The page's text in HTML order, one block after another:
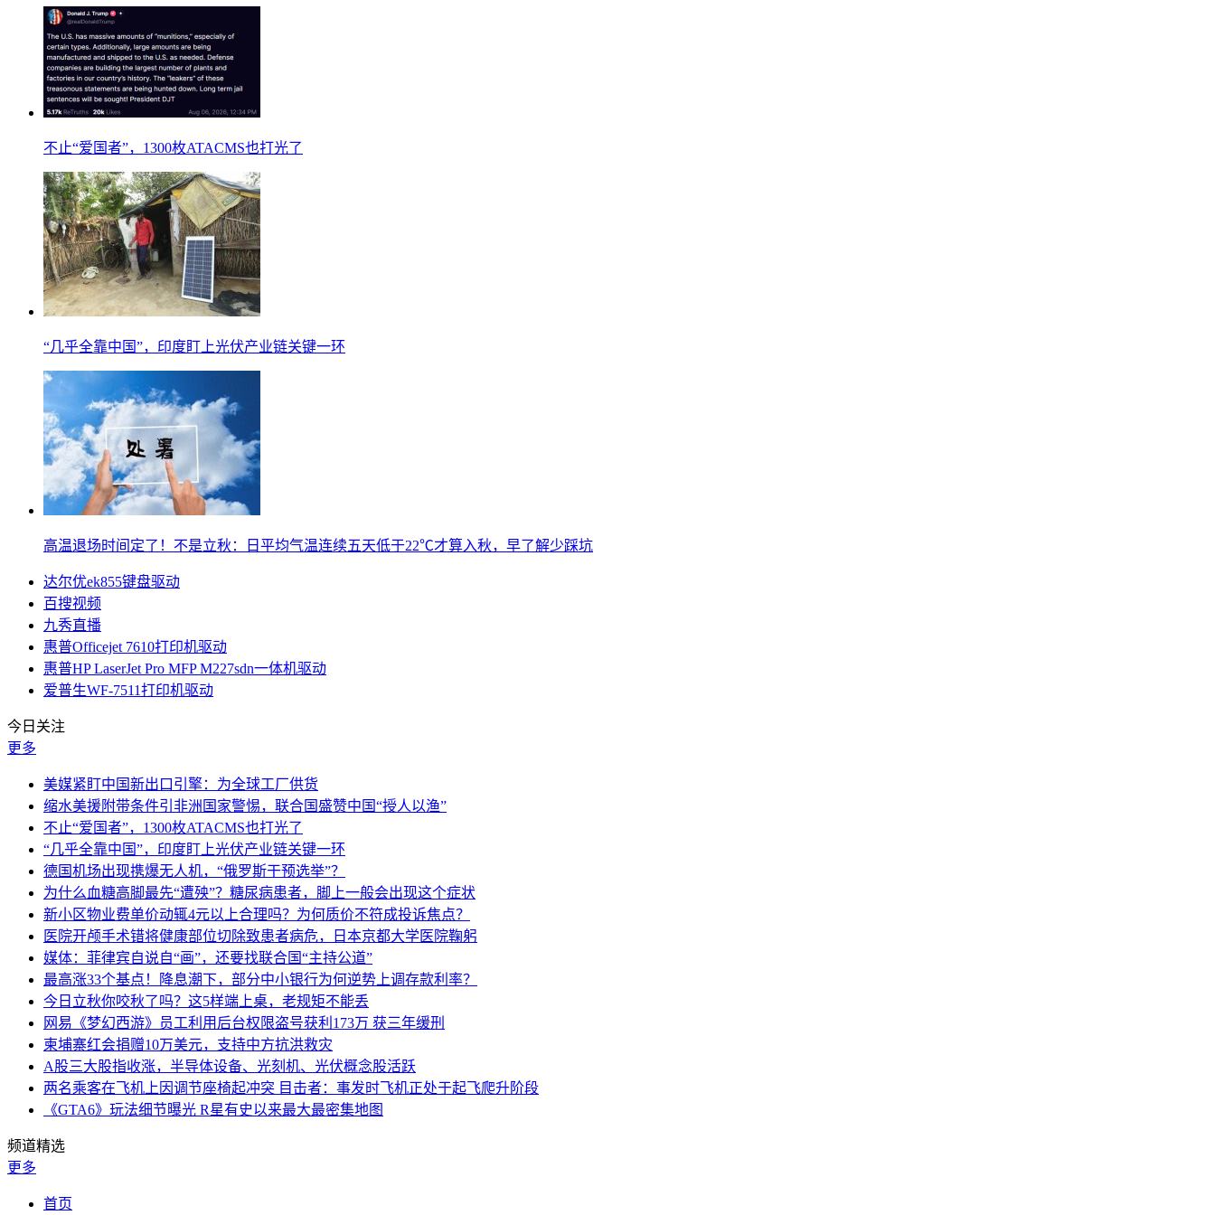
不止“爱国者”，1300枚ATACMS也打光了
“几乎全靠中国”，印度盯上光伏产业链关键一环
高温退场时间定了！不是立秋：日平均气温连续五天低于22℃才算入秋，早了解少踩坑
达尔优ek855键盘驱动
百搜视频
九秀直播
惠普Officejet 7610打印机驱动
惠普HP LaserJet Pro MFP M227sdn一体机驱动
爱普生WF‑7511打印机驱动
今日关注
更多
美媒紧盯中国新出口引擎：为全球工厂供货
缩水美援附带条件引非洲国家警惕，联合国盛赞中国“授人以渔”
不止“爱国者”，1300枚ATACMS也打光了
“几乎全靠中国”，印度盯上光伏产业链关键一环
德国机场出现携爆无人机，“俄罗斯干预选举”？
为什么血糖高脚最先“遭殃”？糖尿病患者，脚上一般会出现这个症状
新小区物业费单价动辄4元以上合理吗？为何质价不符成投诉焦点？
医院开颅手术错将健康部位切除致患者病危，日本京都大学医院鞠躬
媒体：菲律宾自说自“画”，还要找联合国“主持公道”
最高涨33个基点！降息潮下，部分中小银行为何逆势上调存款利率？
今日立秋你咬秋了吗？这5样端上桌，老规矩不能丢
网易《梦幻西游》员工利用后台权限盗号获利173万 获三年缓刑
柬埔寨红会捐赠10万美元，支持中方抗洪救灾
A股三大股指收涨，半导体设备、光刻机、光伏概念股活跃
两名乘客在飞机上因调节座椅起冲突 目击者：事发时飞机正处于起飞爬升阶段
《GTA6》玩法细节曝光 R星有史以来最大最密集地图
频道精选
更多
首页